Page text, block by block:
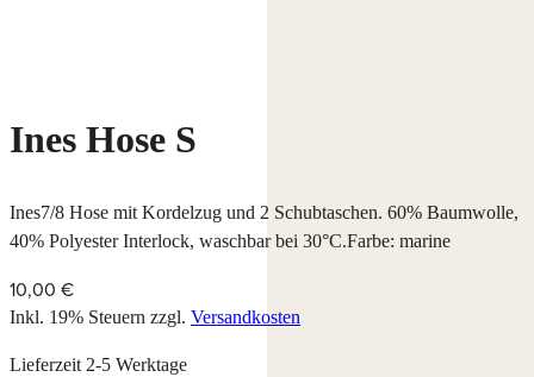
Ines Hose S
Ines7/8 Hose mit Kordelzug und 2 Schubtaschen. 60% Baumwolle,
40% Polyester Interlock, waschbar bei 30°C.Farbe: marine
10,00 €
Inkl. 19% Steuern zzgl. Versandkosten
Lieferzeit 2-5 Werktage